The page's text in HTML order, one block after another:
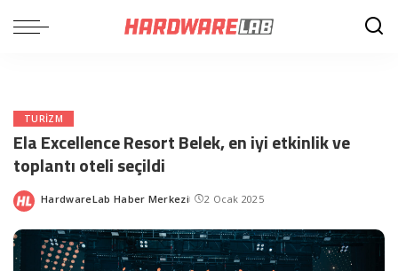
TURIZM
Ela Excellence Resort Belek, en iyi etkinlik ve
toplantı oteli seçildi
Posted
HardwareLab Haber Merkezi 2 Ocak 2025